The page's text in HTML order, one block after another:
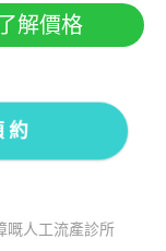
解價格
嘅人工流產診所